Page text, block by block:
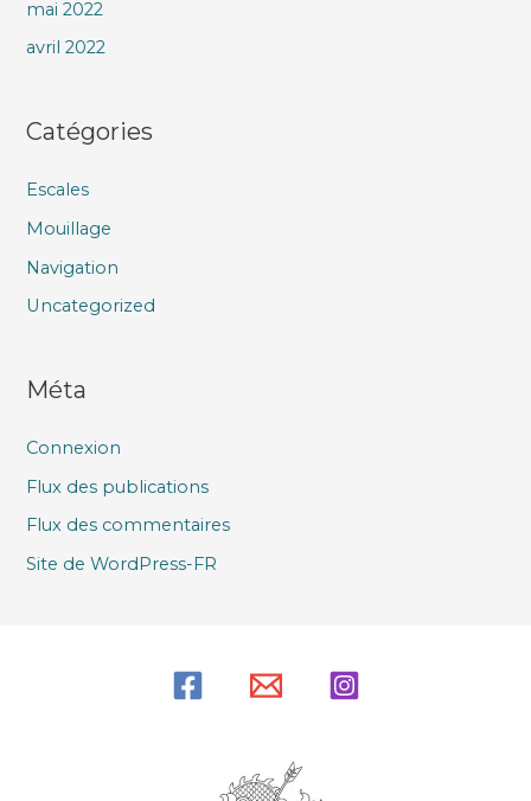
mai 2022
avril 2022
Catégories
Escales
Mouillage
Navigation
Uncategorized
Méta
Connexion
Flux des publications
Flux des commentaires
Site de WordPress-FR